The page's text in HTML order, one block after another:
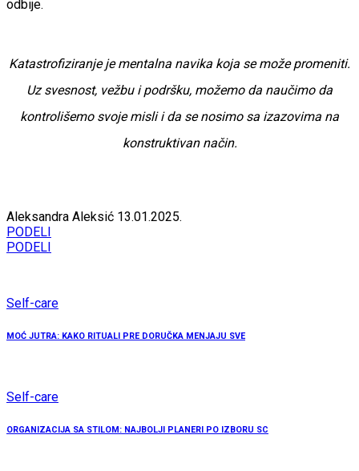
odbije.
Katastrofiziranje je mentalna navika koja se može promeniti.
Uz svesnost, vežbu i podršku, možemo da naučimo da
kontrolišemo svoje misli i da se nosimo sa izazovima na
konstruktivan način.
Aleksandra Aleksić 13.01.2025.
PODELI
PODELI
Self-care
MOĆ JUTRA: KAKO RITUALI PRE DORUČKA MENJAJU SVE
Self-care
ORGANIZACIJA SA STILOM: NAJBOLJI PLANERI PO IZBORU SC